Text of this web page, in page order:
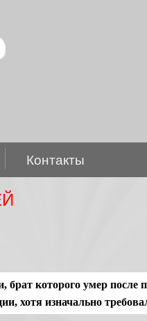
Контакты
брат которого умер после
хотя изначально